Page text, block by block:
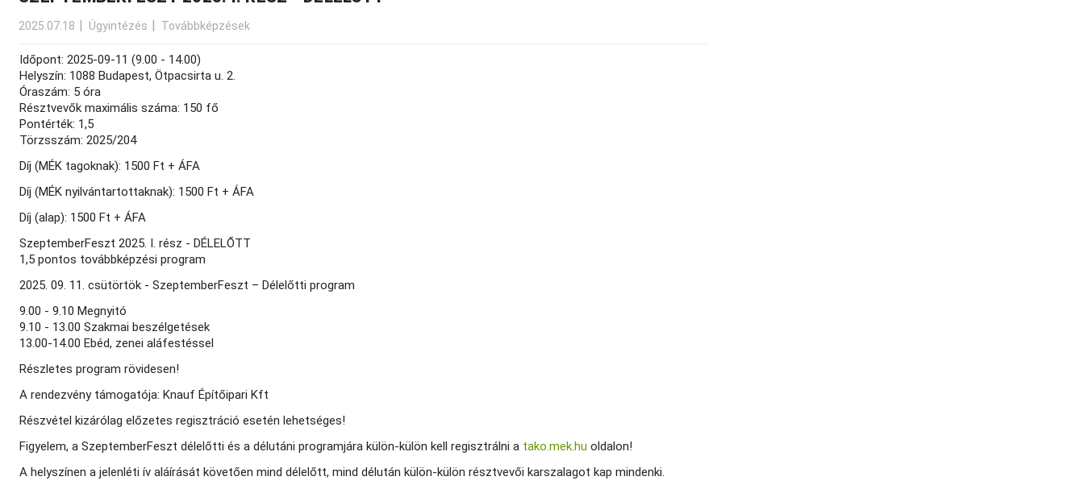
2025.07.18 Ügyintézés Továbbképzések
Időpont: 2025-09-11 (9.00 - 14.00)
Helyszín: 1088 Budapest, Ötpacsirta u. 2.
Óraszám: 5 óra
Résztvevők maximális száma: 150 fő
Pontérték: 1,5
Törzsszám: 2025/204
Díj (MÉK tagoknak): 1500 Ft + ÁFA
Díj (MÉK nyilvántartottaknak): 1500 Ft + ÁFA
Díj (alap): 1500 Ft + ÁFA
SzeptemberFeszt 2025. I. rész - DÉLELŐTT
1,5 pontos továbbképzési program
2025. 09. 11. csütörtök - SzeptemberFeszt – Délelőtti program
9.00 - 9.10 Megnyitó
9.10 - 13.00 Szakmai beszélgetések
13.00-14.00 Ebéd, zenei aláfestéssel
Részletes program rövidesen!
A rendezvény támogatója: Knauf Építőipari Kft
Részvétel kizárólag előzetes regisztráció esetén lehetséges!
Figyelem, a SzeptemberFeszt délelőtti és a délutáni programjára külön-külön kell regisztrálni a tako.mek.hu oldalon!
A helyszínen a jelenléti ív aláírását követően mind délelőtt, mind délután külön-külön résztvevői karszalagot kap mindenki.